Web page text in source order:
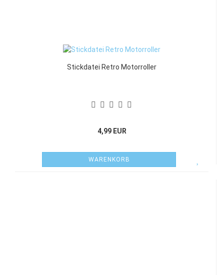
Stickdatei Retro Motorroller
4,99 EUR
WARENKORB